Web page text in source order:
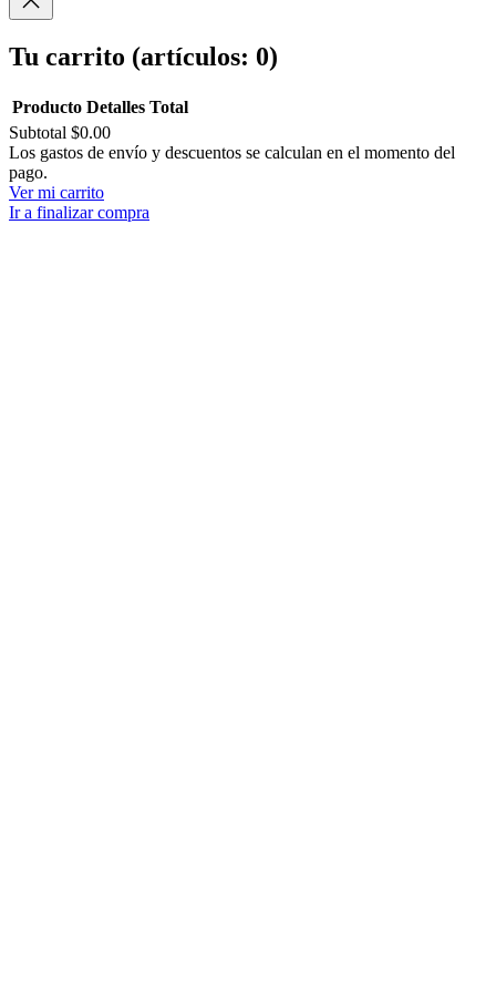
Tu carrito (artículos: 0)
Productos
del
carrito
Producto Detalles Total
Subtotal $0.00
Los gastos de envío y descuentos se calculan en el momento del
pago.
Ver mi carrito
Ir a finalizar compra